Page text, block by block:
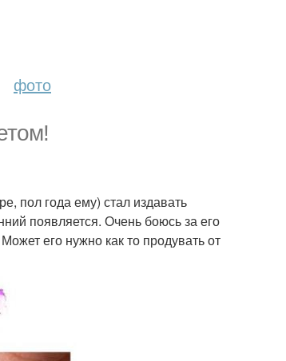
фото
пол года ему) стал издавать
появляется. Очень боюсь за его
его нужно как то продувать от